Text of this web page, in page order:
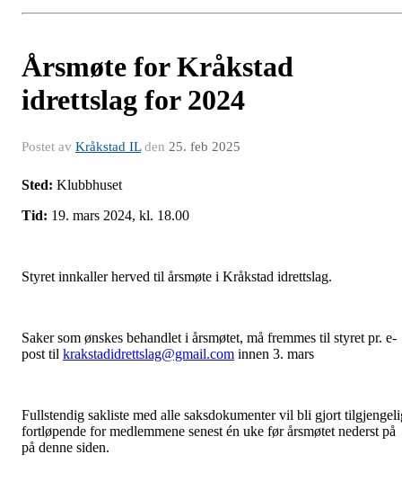
Årsmøte for Kråkstad
idrettslag for 2024
Postet av Kråkstad ILden 25. feb 2025
Sted: Klubbhuset
Tid: 19. mars 2024, kl. 18.00
Styret innkaller herved til årsmøte i Kråkstad idrettslag.
Saker som ønskes behandlet i årsmøtet, må fremmes til styret pr. e-
post til krakstadidrettslag@gmail.com innen 3. mars
Fullstendig sakliste med alle saksdokumenter vil bli gjort
fortløpende for medlemmene senest én uke før årsmøtet nederst på
på denne siden.